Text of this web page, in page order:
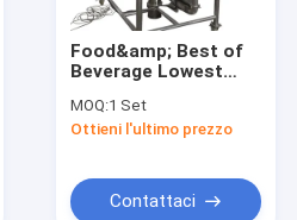
Food&amp; Best of
Beverage Lowest
Centrifugal Spray
Drying Machine
Powder
MOQ:1 Set
Ottieni l'ultimo prezzo
Contattaci